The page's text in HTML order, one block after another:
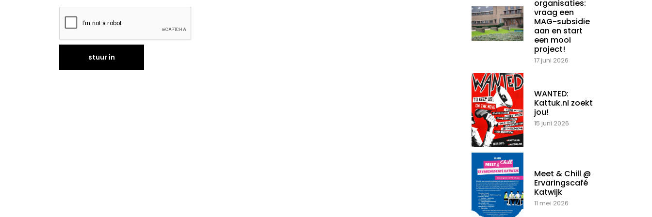
organisaties:
vraag een
MAG-subsidie
aan en start
een mooi
project!
17 juni 2026
WANTED:
Kattuk.nl zoekt
jou!
15 juni 2026
Meet & Chill @
Ervaringscafé
Katwijk
11 mei 2026